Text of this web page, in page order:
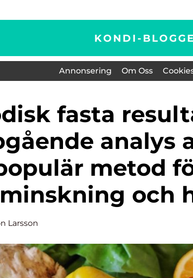
KONDI-
Annonsering Om Oss
analys
metod
och
Larsson